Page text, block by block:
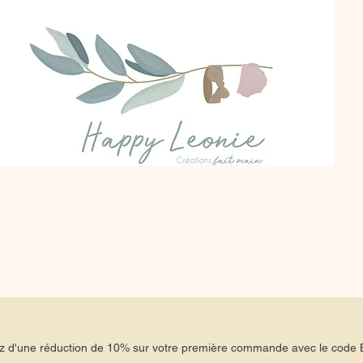
d'une réduction de 10% sur votre première commande avec le code